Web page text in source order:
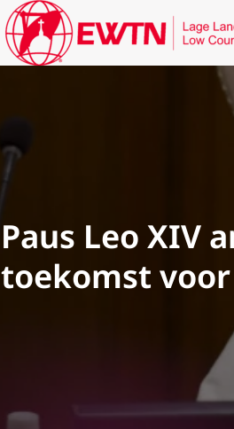
Paus Leo XIV
toekomst voor